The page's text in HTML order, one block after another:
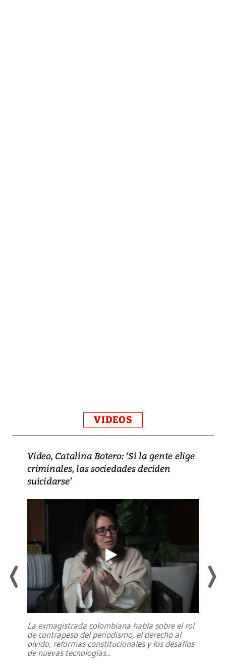
VIDEOS
Video, Catalina Botero: ‘Si la gente elige
criminales, las sociedades deciden
suicidarse’
La exmagistrada colombiana habla sobre el rol
de contrapeso del periodismo, el derecho al
olvido, reformas constitucionales y los desafíos
de nuevas tecnologías...